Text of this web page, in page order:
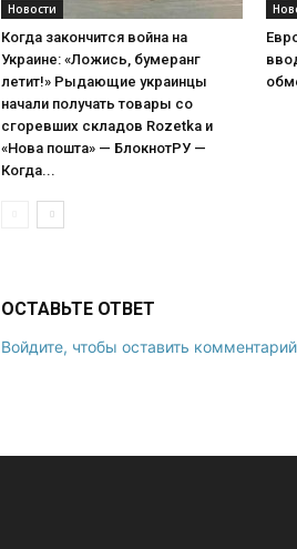
Новости
Когда закончится война на
Украине: «Ложись, бумеранг
летит!» Рыдающие украинцы
начали получать товары со
сгоревших складов Rozetka и
«Нова пошта» — БлокнотРУ —
Когда...
ОСТАВЬТЕ ОТВЕТ
Войдите, чтобы оставить комментарий